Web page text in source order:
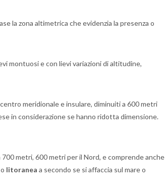
la zona altimetrica che evidenzia la presenza o
montuosi e con lievi variazioni di altitudine,
meridionale e insulare, diminuiti a 600 metri
in considerazione se hanno ridotta dimensione.
metri, 600 metri per il Nord, e comprende anche
litoranea a secondo se si affaccia sul mare o